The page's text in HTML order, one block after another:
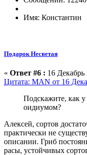
Имя: Константин
Подарок Несветая
« Ответ #6 : 16 Декабрь
Цитата: MAN от 16
Подскажите, как
оидиумом?
Алексей, сортов
практически не
описании. Гриб
расы, устойчивых